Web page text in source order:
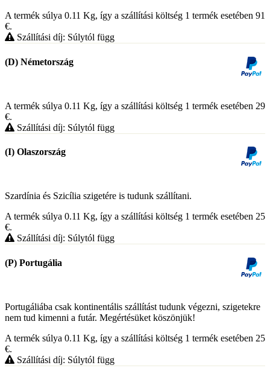
A termék súlya 0.11 Kg, így a szállítási költség 1 termék esetében 91
€.
Szállítási díj: Súlytól függ
(D) Németország
A termék súlya 0.11 Kg, így a szállítási költség 1 termék esetében 29
€.
Szállítási díj: Súlytól függ
(I) Olaszország
Szardínia és Szicília szigetére is tudunk szállítani.
A termék súlya 0.11 Kg, így a szállítási költség 1 termék esetében 25
€.
Szállítási díj: Súlytól függ
(P) Portugália
Portugáliába csak kontinentális szállítást tudunk végezni, szigetekre
nem tud kimenni a futár. Megértésüket köszönjük!
A termék súlya 0.11 Kg, így a szállítási költség 1 termék esetében 25
€.
Szállítási díj: Súlytól függ